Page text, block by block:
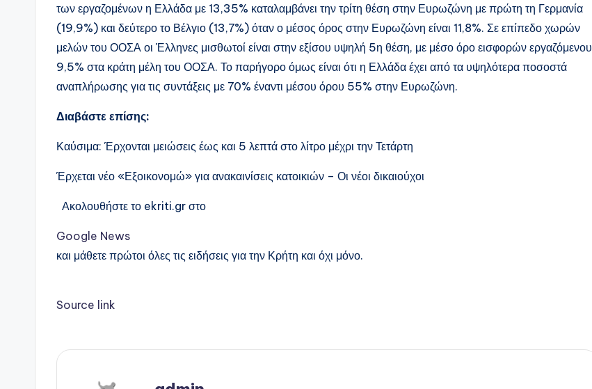
των εργαζομένων η Ελλάδα με 13,35% καταλαμβάνει την τρίτη θέση στην Ευρωζώνη με πρώτη τη Γερμανία
(19,9%) και δεύτερο το Βέλγιο (13,7%) όταν ο μέσος όρος στην Ευρωζώνη είναι 11,8%. Σε επίπεδο χωρών
μελών του ΟΟΣΑ οι Έλληνες μισθωτοί είναι στην εξίσου υψηλή 5η θέση, με μέσο όρο εισφορών εργαζόμενου
9,5% στα κράτη μέλη του ΟΟΣΑ. Το παρήγορο όμως είναι ότι η Ελλάδα έχει από τα υψηλότερα ποσοστά
αναπλήρωσης για τις συντάξεις με 70% έναντι μέσου όρου 55% στην Ευρωζώνη.
Διαβάστε επίσης:
Καύσιμα: Έρχονται μειώσεις έως και 5 λεπτά στο λίτρο μέχρι την Τετάρτη
Έρχεται νέο «Εξοικονομώ» για ανακαινίσεις κατοικιών – Οι νέοι δικαιούχοι
Ακολουθήστε το ekriti.gr στο
Google News
και μάθετε πρώτοι όλες τις ειδήσεις για την Κρήτη και όχι μόνο.
Source link